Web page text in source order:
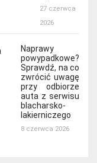
27 czerwca
2026
Naprawy
powypadkowe?
Sprawdź, na co
zwrócić uwagę
przy odbiorze
auta z serwisu
blacharsko-
lakierniczego
8 czerwca 2026